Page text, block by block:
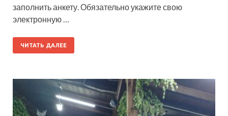
заполнить анкету. Обязательно укажите свою
электронную …
ЧИТАТЬ ДАЛЕЕ